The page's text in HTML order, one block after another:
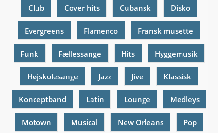
Club Cover hits Cubansk Disko
Evergreens Flamenco Fransk musette
Funk Fællessange Hits Hyggemusik
Højskolesange Jazz Jive Klassisk
Konceptband Latin Lounge Medleys
Motown Musical New Orleans Pop